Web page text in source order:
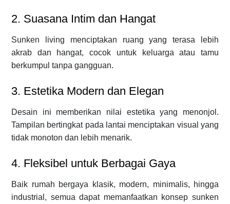
2. Suasana Intim dan Hangat
Sunken living menciptakan ruang yang terasa lebih
akrab dan hangat, cocok untuk keluarga atau tamu
berkumpul tanpa gangguan.
3. Estetika Modern dan Elegan
Desain ini memberikan nilai estetika yang menonjol.
Tampilan bertingkat pada lantai menciptakan visual yang
tidak monoton dan lebih menarik.
4. Fleksibel untuk Berbagai Gaya
Baik rumah bergaya klasik, modern, minimalis, hingga
industrial, semua dapat memanfaatkan konsep sunken